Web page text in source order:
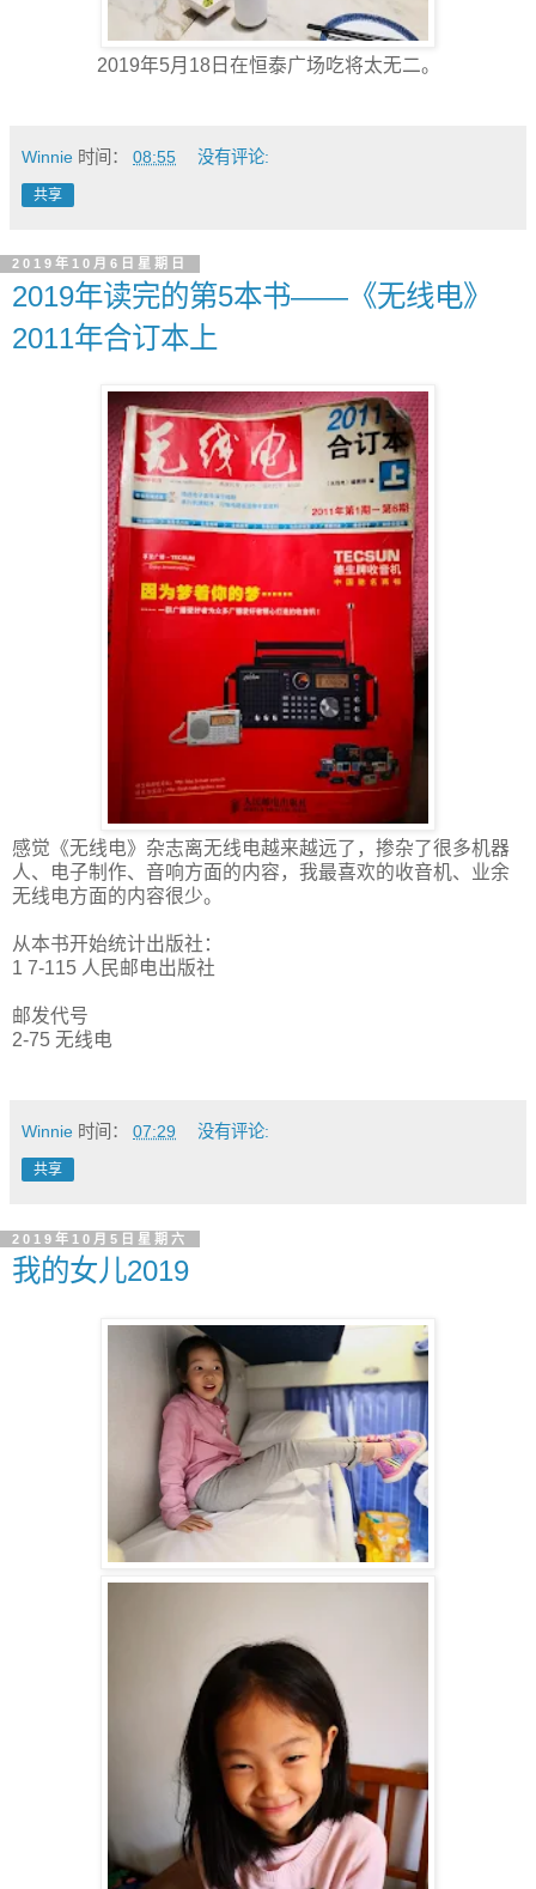
2019年5月18日在恒泰广场吃将太无二。
Winnie 时间： 08:55 没有评论:
共享
2019年10月6日星期日
2019年读完的第5本书——《无线电》
2011年合订本上
感觉《无线电》杂志离无线电越来越远了，掺杂了很多机器
人、电子制作、音响方面的内容，我最喜欢的收音机、业余
无线电方面的内容很少。
从本书开始统计出版社：
1 7-115 人民邮电出版社
邮发代号
2-75 无线电
Winnie 时间： 07:29 没有评论:
共享
2019年10月5日星期六
我的女儿2019